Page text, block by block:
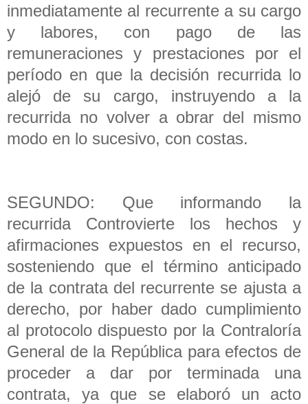
inmediatamente al recurrente a su cargo
y labores, con pago de las
remuneraciones y prestaciones por el
período en que la decisión recurrida lo
alejó de su cargo, instruyendo a la
recurrida no volver a obrar del mismo
modo en lo sucesivo, con costas.
SEGUNDO: Que informando la
recurrida Controvierte los hechos y
afirmaciones expuestos en el recurso,
sosteniendo que el término anticipado
de la contrata del recurrente se ajusta a
derecho, por haber dado cumplimiento
al protocolo dispuesto por la Contraloría
General de la República para efectos de
proceder a dar por terminada una
contrata, ya que se elaboró un acto